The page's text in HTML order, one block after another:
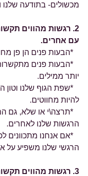
מכשולים- בתודעה שלנו
2. רגשות מהווים
עם אחרים.
*הבעות פנים
יותר ממילים.
*שפת הגוף שלנו
להיות מחווטים.
*תרצה\י או שלא,
הרגשות שלנו לאחרים.
*אם אנחנו
הרגשי שלנו משפיע על
3. רגשות מהווים תקשורת עם עצמנו.